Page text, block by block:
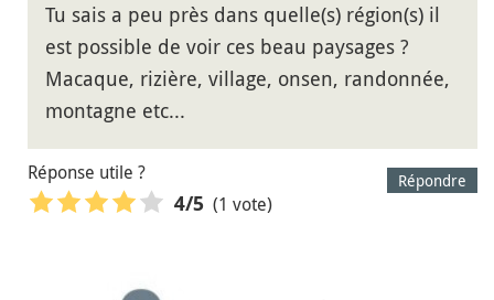
Tu sais a peu près dans quelle(s) région(s) il
est possible de voir ces beau paysages ?
Macaque, rizière, village, onsen, randonnée,
montagne etc...
Répondre
Réponse utile ?
4/5 (1 vote)